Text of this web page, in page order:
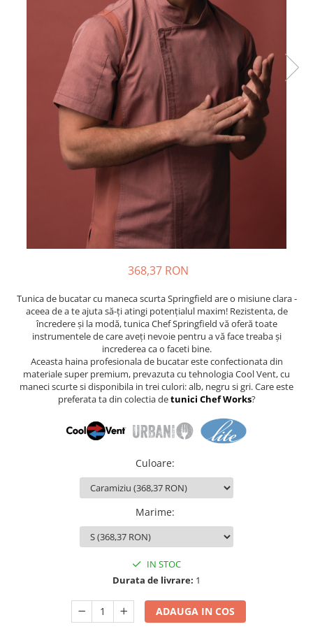
368,37 RON
Tunica de bucatar cu maneca scurta Springfield are o misiune clara -
aceea de a te ajuta să-ți atingi potențialul maxim! Rezistenta, de
încredere și la modă, tunica Chef Springfield vă oferă toate
instrumentele de care aveți nevoie pentru a vă face treaba și
increderea ca o faceti bine.
Aceasta haina profesionala de bucatar este confectionata din
materiale super premium, prevazuta cu tehnologia Cool Vent, cu
maneci scurte si disponibila in trei culori: alb, negru si gri. Care este
preferata ta din colectia detunici Chef Works?
Culoare:
Marime:
IN STOC
Durata de livrare: 1
ADAUGA IN COS